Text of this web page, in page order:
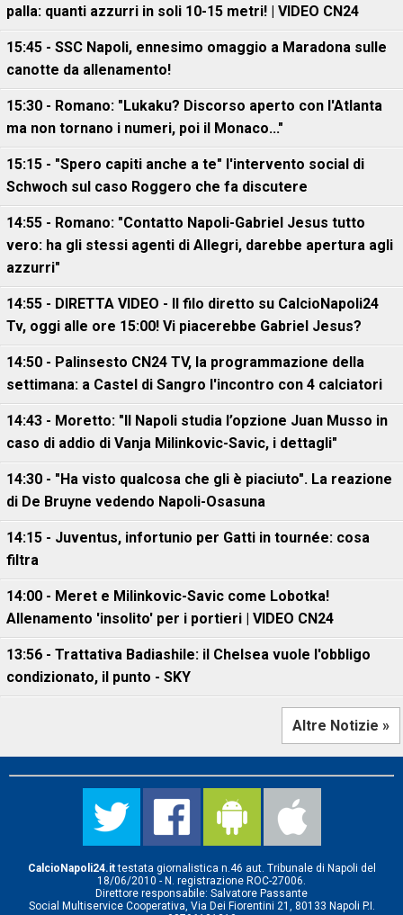
palla: quanti azzurri in soli 10-15 metri! | VIDEO CN24
15:45 - SSC Napoli, ennesimo omaggio a Maradona sulle
canotte da allenamento!
15:30 - Romano: "Lukaku? Discorso aperto con l'Atlanta
ma non tornano i numeri, poi il Monaco..."
15:15 - "Spero capiti anche a te" l'intervento social di
Schwoch sul caso Roggero che fa discutere
14:55 - Romano: "Contatto Napoli-Gabriel Jesus tutto
vero: ha gli stessi agenti di Allegri, darebbe apertura agli
azzurri"
14:55 - DIRETTA VIDEO - Il filo diretto su CalcioNapoli24
Tv, oggi alle ore 15:00! Vi piacerebbe Gabriel Jesus?
14:50 - Palinsesto CN24 TV, la programmazione della
settimana: a Castel di Sangro l'incontro con 4 calciatori
14:43 - Moretto: "Il Napoli studia l’opzione Juan Musso in
caso di addio di Vanja Milinkovic-Savic, i dettagli"
14:30 - "Ha visto qualcosa che gli è piaciuto". La reazione
di De Bruyne vedendo Napoli-Osasuna
14:15 - Juventus, infortunio per Gatti in tournée: cosa
filtra
14:00 - Meret e Milinkovic-Savic come Lobotka!
Allenamento 'insolito' per i portieri | VIDEO CN24
13:56 - Trattativa Badiashile: il Chelsea vuole l'obbligo
condizionato, il punto - SKY
Altre Notizie »
CalcioNapoli24.ittestata giornalistica n.46 aut. Tribunale di Napoli del
18/06/2010 - N. registrazione ROC-27006.
Direttore responsabile: Salvatore Passante
Social Multiservice Cooperativa, Via Dei Fiorentini 21, 80133 Napoli P.I.